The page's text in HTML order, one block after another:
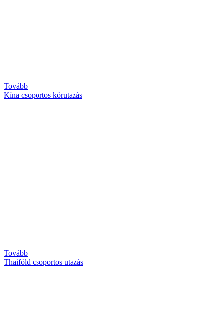
Tovább
Kína csoportos körutazás
Tovább
Thaiföld csoportos utazás